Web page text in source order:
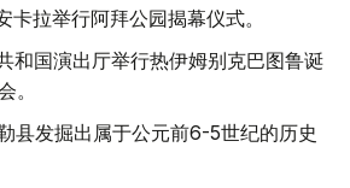
拉举行阿拜公园揭幕仪式。
和国演出厅举行热伊姆别克巴图鲁诞
。
县发掘出属于公元前6-5世纪的历史